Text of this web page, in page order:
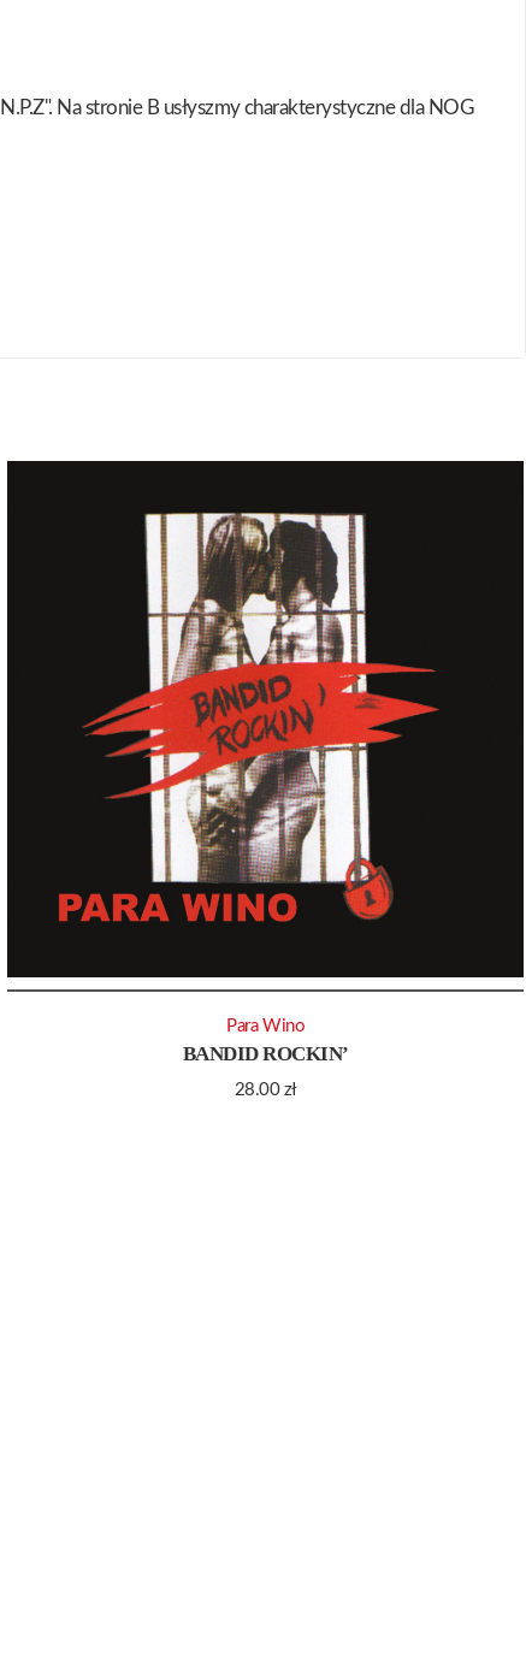
Na stronie B usłyszmy charakterystyczne dla NOG
BANDID ROCKIN’
28.00 zł
Para Wino